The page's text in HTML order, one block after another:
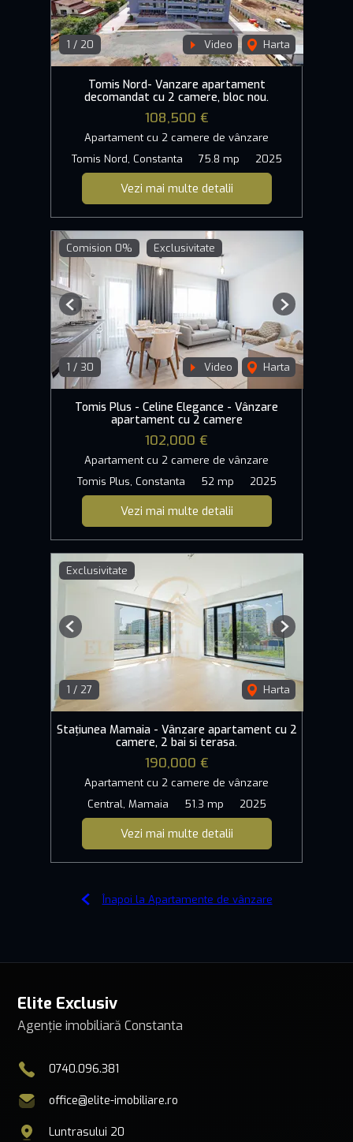
1 / 20 Video Harta
Tomis Nord- Vanzare apartament
decomandat cu 2 camere, bloc nou.
108,500 €
Apartament cu 2 camere de vânzare
Tomis Nord, Constanta
75.8 mp 2025
Vezi mai multe detalii
Comision 0% Exclusivitate
1 / 30 Video Harta
Previous Next
Tomis Plus - Celine Elegance - Vânzare
apartament cu 2 camere
102,000 €
Apartament cu 2 camere de vânzare
Tomis Plus, Constanta
52 mp 2025
Vezi mai multe detalii
Exclusivitate
1 / 27 Harta
Previous Next
Stațiunea Mamaia - Vânzare apartament cu 2
camere, 2 bai si terasa.
190,000 €
Apartament cu 2 camere de vânzare
Central, Mamaia
51.3 mp 2025
Vezi mai multe detalii
Înapoi la Apartamente de vânzare
Elite Exclusiv
Agenție imobiliară Constanta
0740.096.381
office@elite-imobiliare.ro
Luntrasului 20